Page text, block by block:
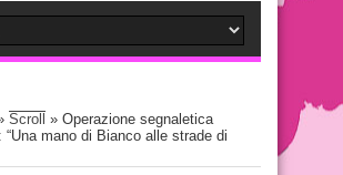
Scroll » Operazione segnaletica
“Una mano di Bianco alle strade di